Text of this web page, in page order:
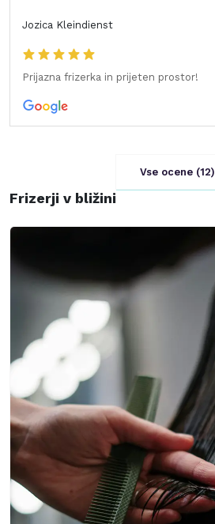
Jozica Kleindienst
Prijazna frizerka in prijeten prostor!
Vse ocene (12)
Frizerji v bližini